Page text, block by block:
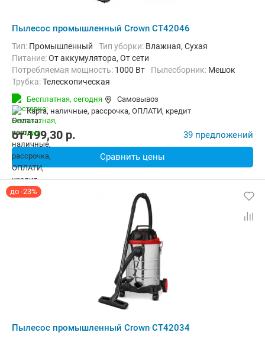
Пылесос промышленный Crown CT42046
Тип: Промышленный Тип уборки: Влажная, Сухая
питание:От аккумулятора, От сети
Потребляемая мощность: 1000 Вт пылесборник: Мешок
трубка:Телескопическая
Дополнительно:
Вес:5.4 кг
Бесплатная, сегодня
Самовывоз
карта, наличные, рассрочка, ОПЛАТИ, кредит
от199,30 p. 39 предложений
Сравнить цены
до -23%
Пылесос промышленный Crown CT42034